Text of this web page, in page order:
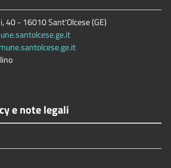
40 - 16010 Sant'Olcese (GE)
e note legali